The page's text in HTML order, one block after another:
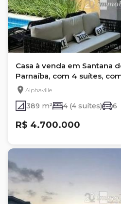
Casa à venda em Santana
Parnaíba, com 4 suítes,
Alphaville
389 m² 4 (4 suítes) 6
R$ 4.700.000